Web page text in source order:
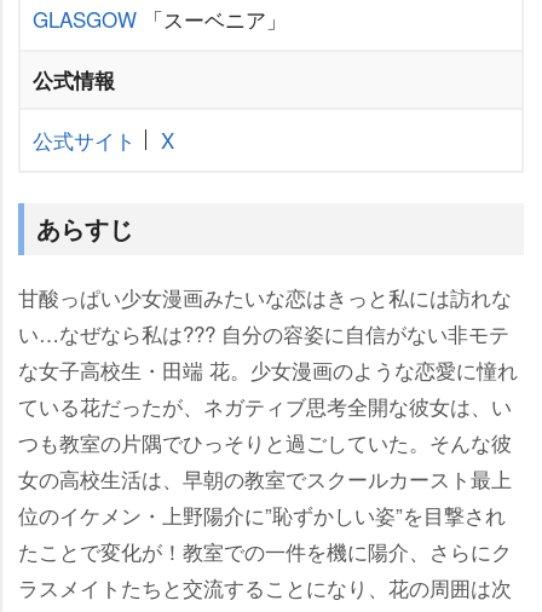
GLASGOW 「スーベニア」
公式情報
公式サイト X
あらすじ
甘酸っぱい少女漫画みたいな恋はきっと私には訪れな
い…なぜなら私は??? 自分の容姿に自信がない非モテ
な女子高校生・田端 花。少女漫画のような恋愛に憧れ
ている花だったが、ネガティブ思考全開な彼女は、い
つも教室の片隅でひっそりと過ごしていた。そんな彼
女の高校生活は、早朝の教室でスクールカースト最上
位のイケメン・上野陽介に”恥ずかしい姿”を目撃され
たことで変化が！教室での一件を機に陽介、さらにク
ラスメイトたちと交流することになり、花の周囲は次